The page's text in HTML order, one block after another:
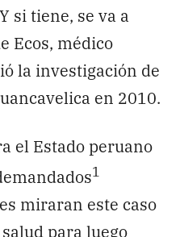
si tiene, se va a
Ecos, médico
la investigación de
en 2010.
el Estado peruano
1
miraran este caso
para luego